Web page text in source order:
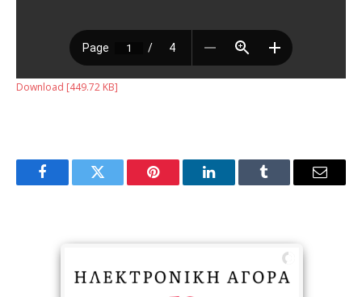
Download [449.72 KB]
FacebookTwitter Pinterest LinkedInTumblr Email